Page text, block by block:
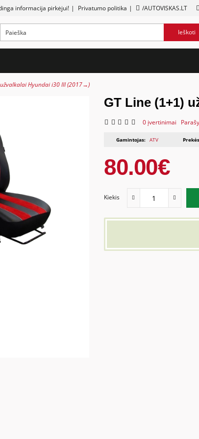
informacija pirkėjui! | Privatumo politika | /AUTOVISKAS.LT
Ieškoti
užvalkalai Hyundai i30 III (2017→)
GT Line (1+1)
0 įvertinimai
Gamintojas: ATV
80.00€
Kiekis